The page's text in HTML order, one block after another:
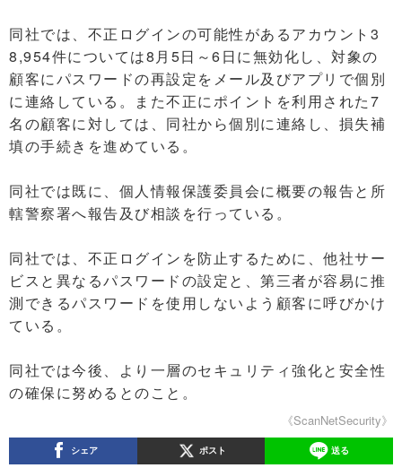
同社では、不正ログインの可能性があるアカウント3
8,954件については8月5日～6日に無効化し、対象の
顧客にパスワードの再設定をメール及びアプリで個別
に連絡している。また不正にポイントを利用された7
名の顧客に対しては、同社から個別に連絡し、損失補
填の手続きを進めている。
同社では既に、個人情報保護委員会に概要の報告と所
轄警察署へ報告及び相談を行っている。
同社では、不正ログインを防止するために、他社サー
ビスと異なるパスワードの設定と、第三者が容易に推
測できるパスワードを使用しないよう顧客に呼びかけ
ている。
同社では今後、より一層のセキュリティ強化と安全性
の確保に努めるとのこと。
《ScanNetSecurity》
シェア ポスト 送る